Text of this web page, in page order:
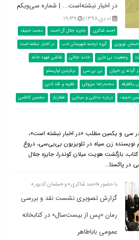
در اخبار نبشته‌است... | شماره سی‌‌ویکم
۰۱ دی ۱۳۹۸ | ۱۹:۳۹
احمد شاکری جایزه جلال آل احمد
محمد حنیف
احسان نوروزی گروه ترجمه شهرستان ادب
در اخبار نبشته است
وضعیت بی عاری حامد جلالی
نقاشی قهوه خانه
گردنه ی حیران بی بی سی
برناردین اواریستو
یکطرفه محمدرضا مرزوقی
نظریه و نقد ادبی
حنیف درباره مانایی و مینایی قطارباز
محسن کاظمی
سی و یکمین مطلب «در اخبار نبشته است»،
نویسنده زن سیاه در تلویزیون بی‌بی‌سی، دروغ
کتاب، بازگشت هویت میلان کوندرا، جایزه جلال
در پاکستا...
با حضور «احمد شاکری» و «سلمان کدیور»
گزارش تصویری نشست نقد و بررسی
رمان «پس از بیست‌سال» در کتابخانه
عمومی باباطاهر